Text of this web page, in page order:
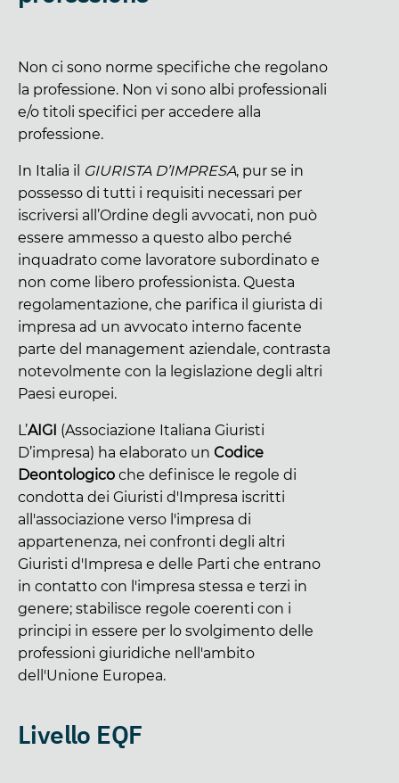
Non ci sono norme specifiche che regolano
la professione. Non vi sono albi professionali
e/o titoli specifici per accedere alla
professione.
In Italia il GIURISTA D’IMPRESA, pur se in
possesso di tutti i requisiti necessari per
iscriversi all’Ordine degli avvocati, non può
essere ammesso a questo albo perché
inquadrato come lavoratore subordinato e
non come libero professionista. Questa
regolamentazione, che parifica il giurista di
impresa ad un avvocato interno facente
parte del management aziendale, contrasta
notevolmente con la legislazione degli altri
Paesi europei.
L’AIGI (Associazione Italiana Giuristi
D’impresa) ha elaborato un Codice
Deontologico che definisce le regole di
condotta dei Giuristi d'Impresa iscritti
all'associazione verso l'impresa di
appartenenza, nei confronti degli altri
Giuristi d'Impresa e delle Parti che entrano
in contatto con l'impresa stessa e terzi in
genere; stabilisce regole coerenti con i
principi in essere per lo svolgimento delle
professioni giuridiche nell'ambito
dell'Unione Europea.
Livello EQF